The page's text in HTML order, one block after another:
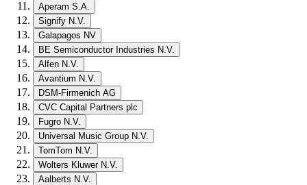
Aperam S.A.
Signify N.V.
Galapagos NV
BE Semiconductor Industries N.V.
Alfen N.V.
Avantium N.V.
DSM-Firmenich AG
CVC Capital Partners plc
Fugro N.V.
Universal Music Group N.V.
TomTom N.V.
Wolters Kluwer N.V.
Aalberts N.V.